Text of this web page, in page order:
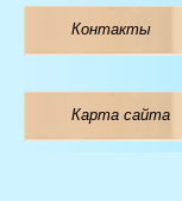
Контакты
Карта сайта